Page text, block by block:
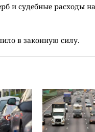
и судебные расходы
в законную силу.